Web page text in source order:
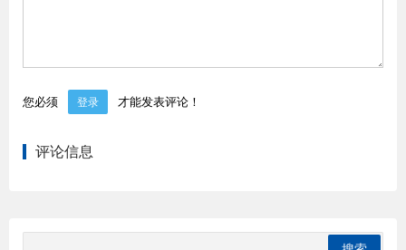
您必须 登录 才能发表评论！
评论信息